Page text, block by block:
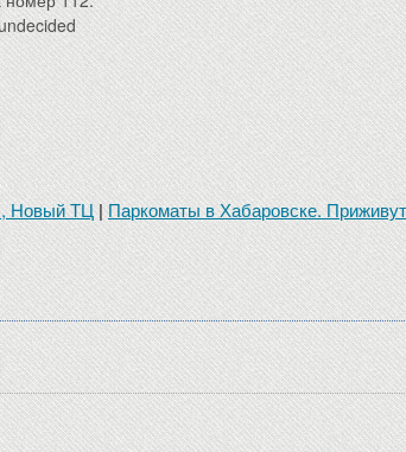
, Новый ТЦ|Паркоматы в Хабаровске.